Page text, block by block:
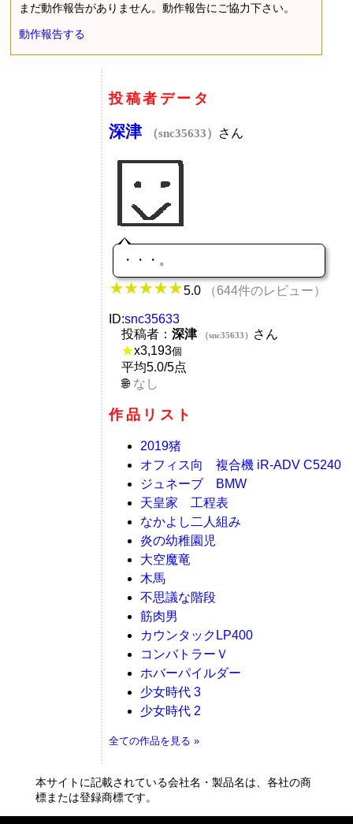
まだ動作報告がありません。動作報告にご協力下さい。
動作報告する
投稿者データ
深津 （snc35633） さん
・・・。
5.0 （644件のレビュー）
ID:snc35633
投稿者： 深津 （snc35633）
さん
★x3,193個
平均5.0/5点
なし
作品リスト
2019猪
オフィス向 複合機 iR-ADV C5240
ジュネーブ BMW
天皇家 工程表
なかよし二人組み
炎の幼稚園児
大空魔竜
木馬
不思議な階段
筋肉男
カウンタックLP400
コンバトラーＶ
ホバーパイルダー
少女時代 3
少女時代 2
全ての作品を見る »
本サイトに記載されている会社名・製品名は、各社の商
標または登録商標です。